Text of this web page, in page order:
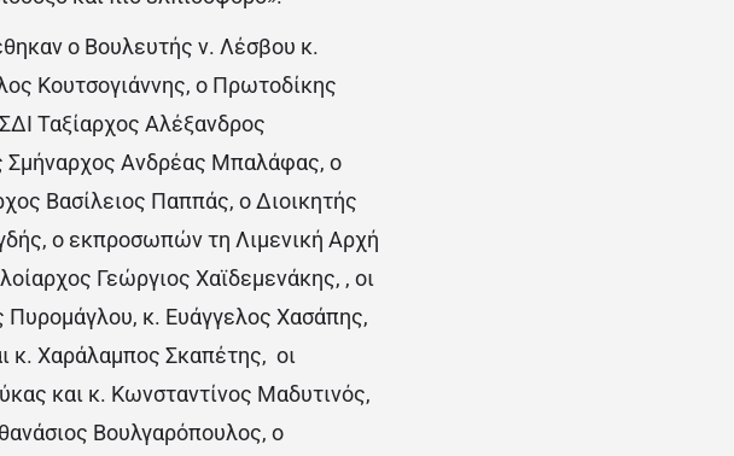
ο Βουλευτής ν. Λέσβου κ.
Κουτσογιάννης, ο Πρωτοδίκης
Ταξίαρχος Αλέξανδρος
Σμήναρχος Ανδρέας Μπαλάφας, ο
Βασίλειος Παππάς, ο Διοικητής
ο εκπροσωπών τη Λιμενική Αρχή
Γεώργιος Χαϊδεμενάκης, , οι
Πυρομάγλου, κ. Ευάγγελος Χασάπης,
κ. Χαράλαμπος Σκαπέτης, οι
και κ. Κωνσταντίνος Μαδυτινός,
Βουλγαρόπουλος, ο